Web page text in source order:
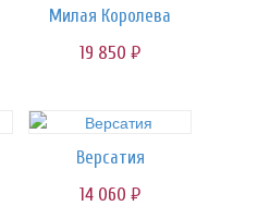
Милая Королева
19 850 руб.
Версатия
14 060 руб.